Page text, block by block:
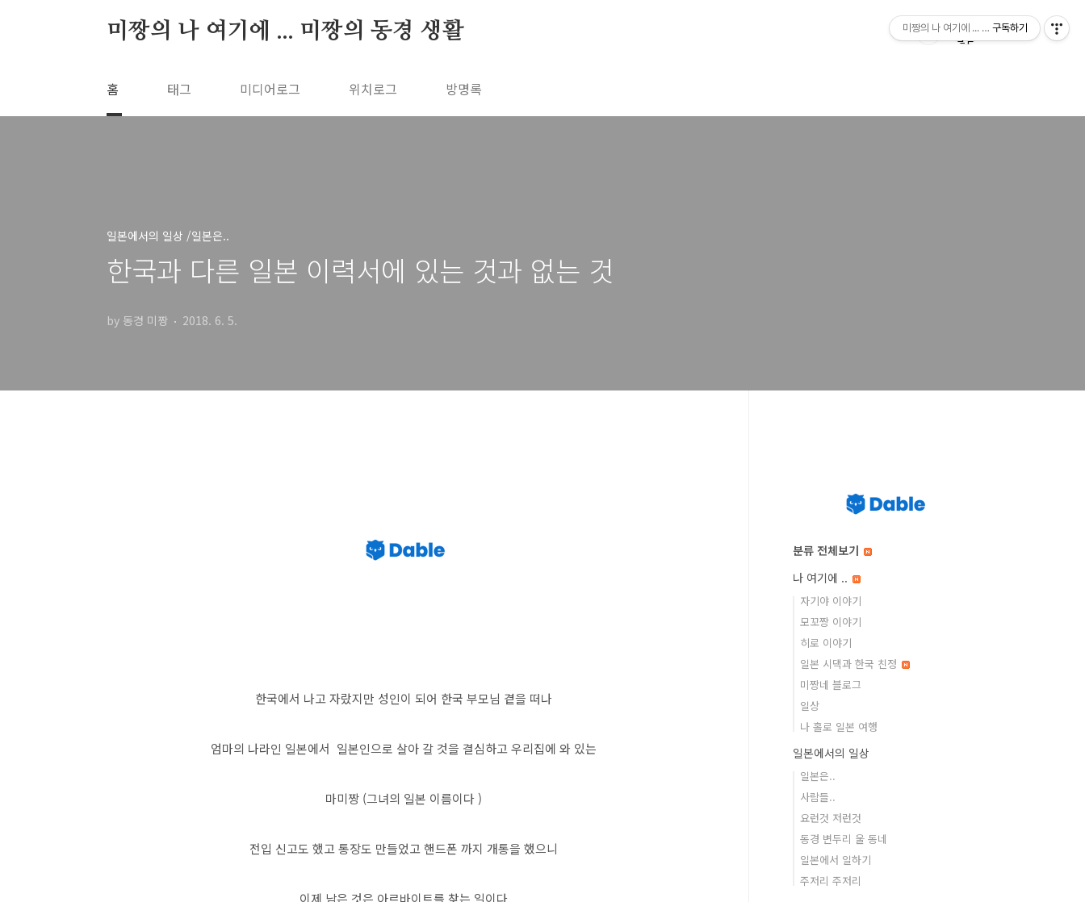
미짱의 나 여기에 ... 미짱의 동경 생활
홈 태그 미디어로그 위치로그 방명록
일본에서의 일상 /일본은..
한국과 다른 일본 이력서에 있는 것과 없는 것
by 동경 미짱 2018. 6. 5.
한국에서 나고 자랐지만 성인이 되어 한국 부모님 곁을 떠나
엄마의 나라인 일본에서 일본인으로 살아 갈 것을 결심하고 우리집에 와 있는
마미짱 (그녀의 일본 이름이다 )
전입 신고도 했고 통장도 만들었고 핸드폰 까지 개통을 했으니
이제 남은 것은 아르바이트를 찾는 일이다
분류 전체보기
나 여기에 ..
자기야 이야기
모꼬짱 이야기
히로 이야기
일본 시댁과 한국 친정
미짱네 블로그
일상
나 홀로 일본 여행
일본에서의 일상
일본은..
사람들..
요런것 저런것
동경 변두리 울 동네
일본에서 일하기
주저리 주저리
미짱의 나 여기에 ... 미짱의 동경 생활
구독하기